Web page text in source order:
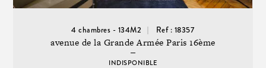
4 chambres - 134M2 Ref : 18357
avenue de la Grande Armée Paris 16ème
INDISPONIBLE